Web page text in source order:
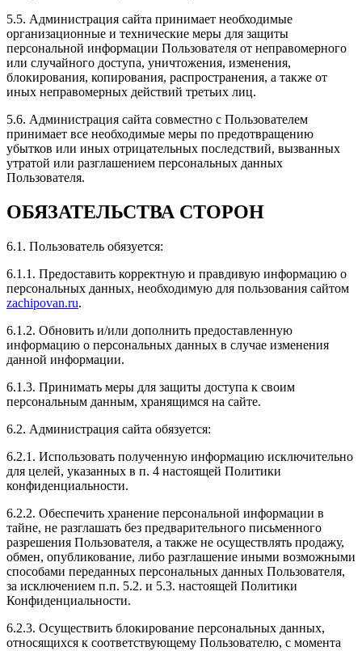
Рейтинг отзыва:5
Здраствуйте! Была у вас на чипе. Евгений просто
шикарная зона ожидания. Эмоции только
положительные. Машина стала ехать намного лучше.
Рекомендую!
стала резвее, обороты выше и сама машина стала
мощнее. Чувствуется, что машина стартует быстрее,
и максимальная скорость увеличилась.
Рейтинг отзыва:5
вершине мира. Мощь двигателя меня поразила и
скорости и уверенности за рулём. Спасибо за
качественную работу, вы превзошли мои ожидания!
Рейтинг отзыва:5
Здравствуйте !Сделала подарок своему молодому
человеку,реакция вообще бомба
5.5. Администрация сайта принимает необходимые
организационные и технические меры для защиты
персональной информации Пользователя от неправомерного
или случайного доступа, уничтожения, изменения,
блокирования, копирования, распространения, а также от
иных неправомерных действий третьих лиц.
5.6. Администрация сайта совместно с Пользователем
принимает все необходимые меры по предотвращению
убытков или иных отрицательных последствий, вызванных
утратой или разглашением персональных данных
Пользователя.
ОБЯЗАТЕЛЬСТВА СТОРОН
6.1. Пользователь обязуется:
6.1.1. Предоставить корректную и правдивую информацию о
персональных данных, необходимую для пользования сайтом
zachipovan.ru.
6.1.2. Обновить и/или дополнить предоставленную
информацию о персональных данных в случае изменения
данной информации.
6.1.3. Принимать меры для защиты доступа к своим
персональным данным, хранящимся на сайте.
6.2. Администрация сайта обязуется:
6.2.1. Использовать полученную информацию исключительно
для целей, указанных в п. 4 настоящей Политики
конфиденциальности.
6.2.2. Обеспечить хранение персональной информации в
тайне, не разглашать без предварительного письменного
разрешения Пользователя, а также не осуществлять продажу,
обмен, опубликование, либо разглашение иными возможными
способами переданных персональных данных Пользователя,
за исключением п.п. 5.2. и 5.3. настоящей Политики
Конфиденциальности.
6.2.3. Осуществить блокирование персональных данных,
относящихся к соответствующему Пользователю, с момента